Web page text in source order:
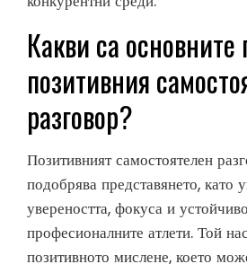
Какви са основните
позитивния
разговор?
Позитивният самостоятелен
подобрява представянето, като
увереността, фокуса и
професионалните атлети. Той
позитивното мислене, което